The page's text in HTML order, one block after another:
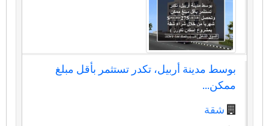
بوسط مدينة أربيل، تكدر تستثمر بأقل مبلغ
ممكن...
شقة